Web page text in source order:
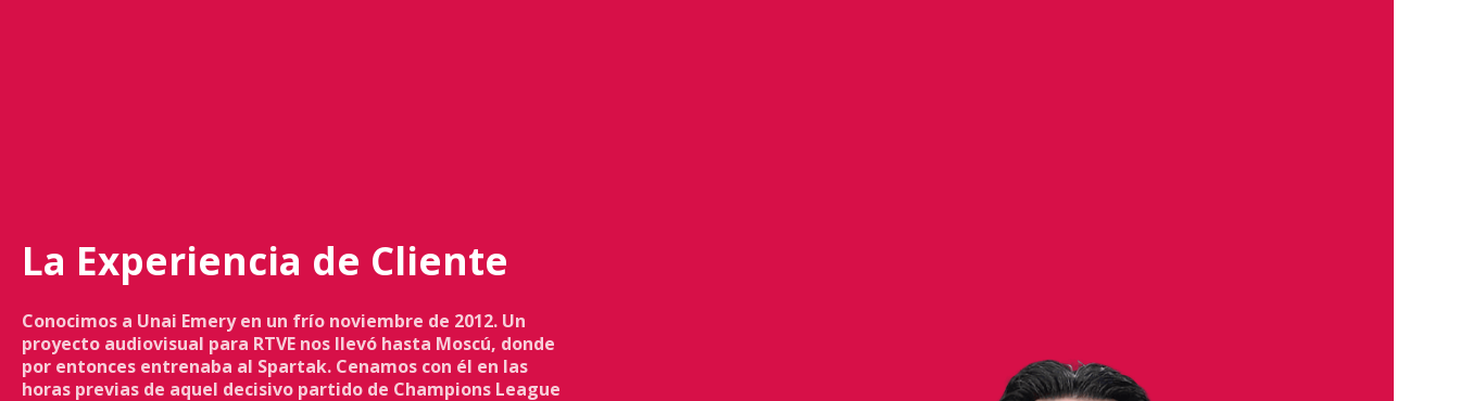
La Experiencia de Cliente
Conocimos a Unai Emery en un frío noviembre de 2012. Un
proyecto audiovisual para RTVE nos llevó hasta Moscú, donde
por entonces entrenaba al Spartak. Cenamos con él en las
horas previas de aquel decisivo partido de Champions League